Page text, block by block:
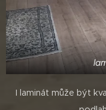
I laminát může být